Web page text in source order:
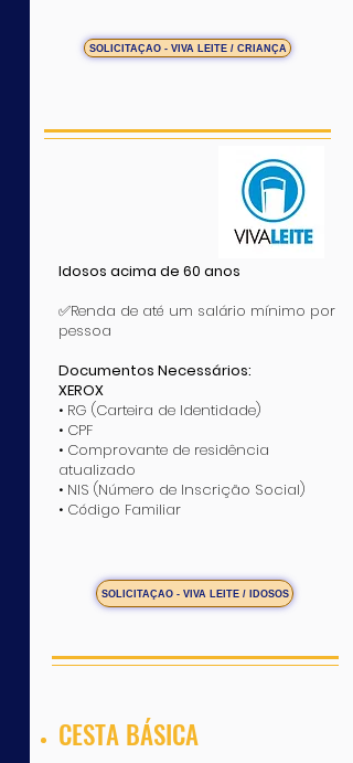
SOLICITAÇÃO - VIVA LEITE / CRIANÇA
Idosos acima de 60 anos
​✅Renda de até um salário mínimo por
pessoa
Documentos Necessários:
XEROX
• RG (Carteira de Identidade)
• CPF
• Comprovante de residência
atualizado
• NIS (Número de Inscrição Social)
• Código Familiar​​​
SOLICITAÇÃO - VIVA LEITE / IDOSOS
CESTA BÁSICA